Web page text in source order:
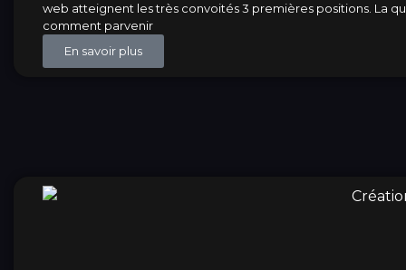
web atteignent les très convoités 3 premières positions. La
comment parvenir
En savoir plus